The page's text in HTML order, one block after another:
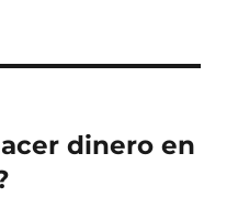
dinero en